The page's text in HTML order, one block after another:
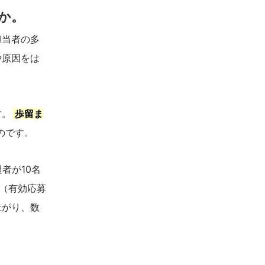
。
者の多
因をは
歩留ま
す。
が10名
有効応募
り、数